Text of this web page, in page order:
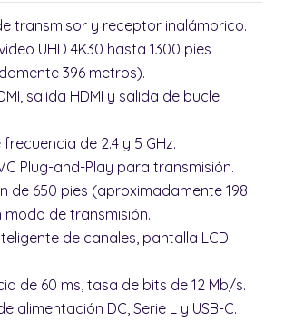
transmisor y receptor inalámbrico.
UHD 4K30 hasta 1300 pies
396 metros).
salida HDMI y salida de bucle
de 2.4 y 5 GHz.
Plug-and-Play para transmisión.
de 650 pies (aproximadamente 198
modo de transmisión.
de canales, pantalla LCD
de 60 ms, tasa de bits de 12 Mb/s.
alimentación DC, Serie L y USB-C.